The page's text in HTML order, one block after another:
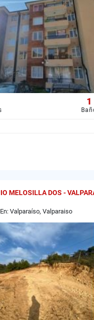
1
MELOSILLA DOS -
En: Valparaíso, Valparaiso